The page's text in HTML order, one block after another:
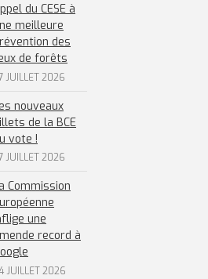
du CESE à
meilleure
des
de forêts
JUILLET 2026
nouveaux
de la BCE
vote !
JUILLET 2026
Commission
une
record à
JUILLET 2026